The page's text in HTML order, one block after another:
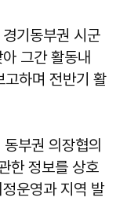
기동부권 시군
그간 활동내
고하며 전반기 활
부권 의장협의
한 정보를 상호
운영과 지역 발